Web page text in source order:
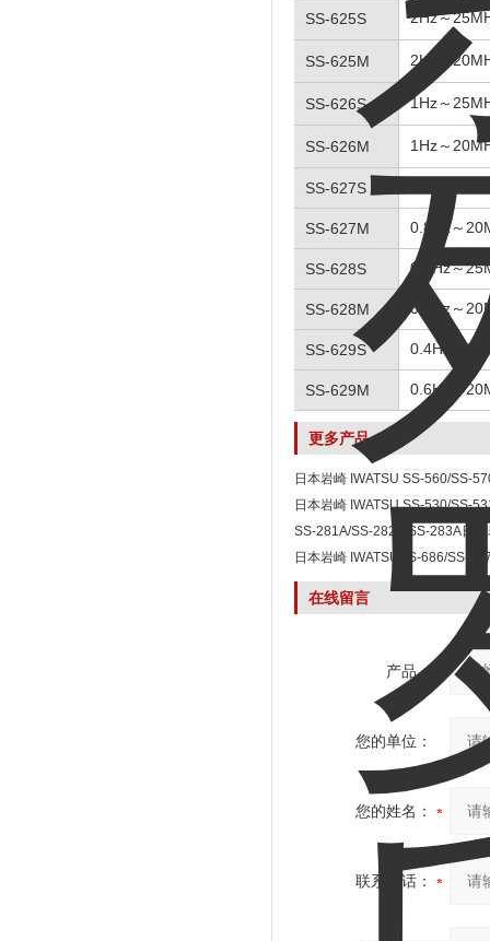
SS-625S 2Hz～
SS-625M 2Hz～
SS-626S 1Hz～
SS-626M 1Hz～
SS-627S
SS-627M 0.8Hz～
SS-628S 0.6Hz～
SS-628M 0.6Hz～
SS-629S 0.4Hz～
SS-629M 0.6Hz～
更多产品
日本岩崎 IWATSU SS-560/SS-
日本岩崎 IWATSU SS-530/SS-
SS-281A/SS-282A/SS-283A日
280A罗氏线圈电流探头
日本岩崎 IWATSUSS-686/SS-
在线留言
产品：
您的单位：
您的姓名：
联系电话：